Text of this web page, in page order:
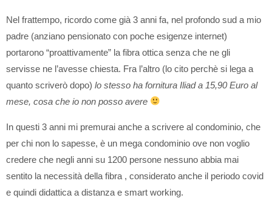
Nel frattempo, ricordo come già 3 anni fa, nel profondo sud a mio
padre (anziano pensionato con poche esigenze internet)
portarono “proattivamente” la fibra ottica senza che ne gli
servisse ne l’avesse chiesta. Fra l’altro (lo cito perchè si lega a
quanto scriverò dopo) lo stesso ha fornitura Iliad a 15,90 Euro al
mese, cosa che io non posso avere
In questi 3 anni mi premurai anche a scrivere al condominio, che
per chi non lo sapesse, è un mega condominio ove non voglio
credere che negli anni su 1200 persone nessuno abbia mai
sentito la necessità della fibra , considerato anche il periodo covid
e quindi didattica a distanza e smart working.